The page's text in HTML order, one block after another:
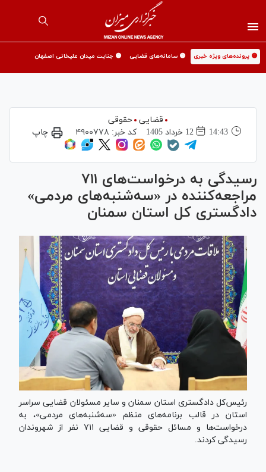
🟡 پرونده‌های ویژه خبری 🟡 سامانه‌های قضایی 🟡 جنایت میدان علیخانی اصفهان
قضایی حقوقی
14:43
12 خرداد 1405 کد خبر: ۴۹۰۰۷۷۸ چاپ
رسیدگی به درخواست‌های ۷۱۱
مراجعه‌کننده در «سه‌شنبه‌های مردمی»
دادگستری کل استان سمنان
رئیس‌کل دادگستری استان سمنان و سایر مسئولان قضایی سراسر
استان در قالب برنامه‌های منظم «سه‌شنبه‌های مردمی»، به
درخواست‌ها و مسائل حقوقی و قضایی ۷۱۱ نفر از شهروندان
رسیدگی کردند.